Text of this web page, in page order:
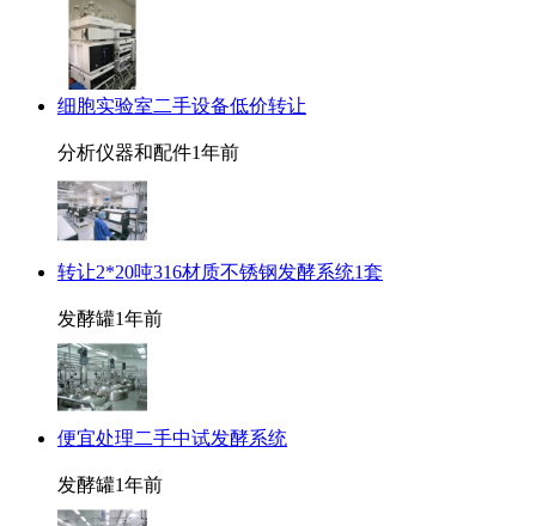
细胞实验室二手设备低价转让
分析仪器和配件1年前
转让2*20吨316材质不锈钢发酵系统1套
发酵罐1年前
便宜处理二手中试发酵系统
发酵罐1年前